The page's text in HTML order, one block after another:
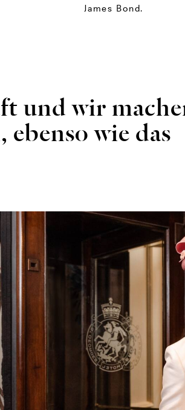
James Bond.
und wir
wie das